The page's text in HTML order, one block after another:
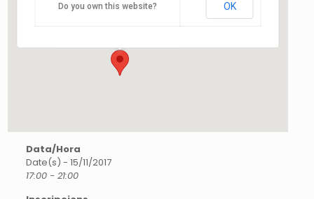
Do you own this website? OK
Data/Hora
Date(s) - 15/11/2017
17:00 - 21:00